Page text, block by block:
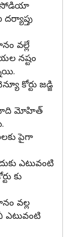
వల్లే
నష్టం
కోర్టు జడ్జి
మోహిత్
పైగా
ఎటువంటి
కు
వల్ల
ఎటువంటి